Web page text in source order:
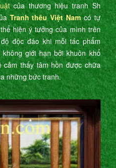
của thương hiệu tranh Sh
Tranh thêu Việt Namcó tự
hiện ý tưởng của mình trên
độc đáo khi mỗi tác phẩm
giới hạn bởi khuôn khổ
cảm thấy tâm hồn được chữa
những bức tranh.